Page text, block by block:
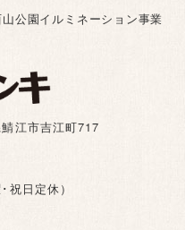
江市吉江町717
日定休）
公園イルミネーション事業